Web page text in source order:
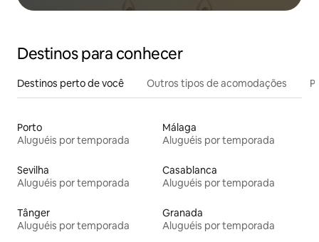
Destinos para conhecer
Destinos perto de você Outros tipos de acomodações
Porto
Aluguéis por temporada
Málaga
Aluguéis por temporada
Sevilha
Aluguéis por temporada
Casablanca
Aluguéis por temporada
Tânger
Aluguéis por temporada
Granada
Aluguéis por temporada